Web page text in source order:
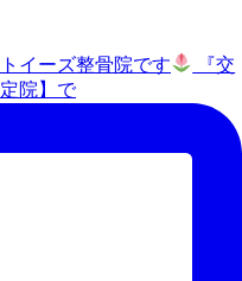
イーズ整骨院です
『交
院】で